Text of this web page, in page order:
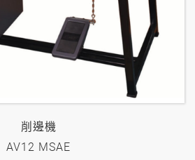
削邊機
AV12 MSAE